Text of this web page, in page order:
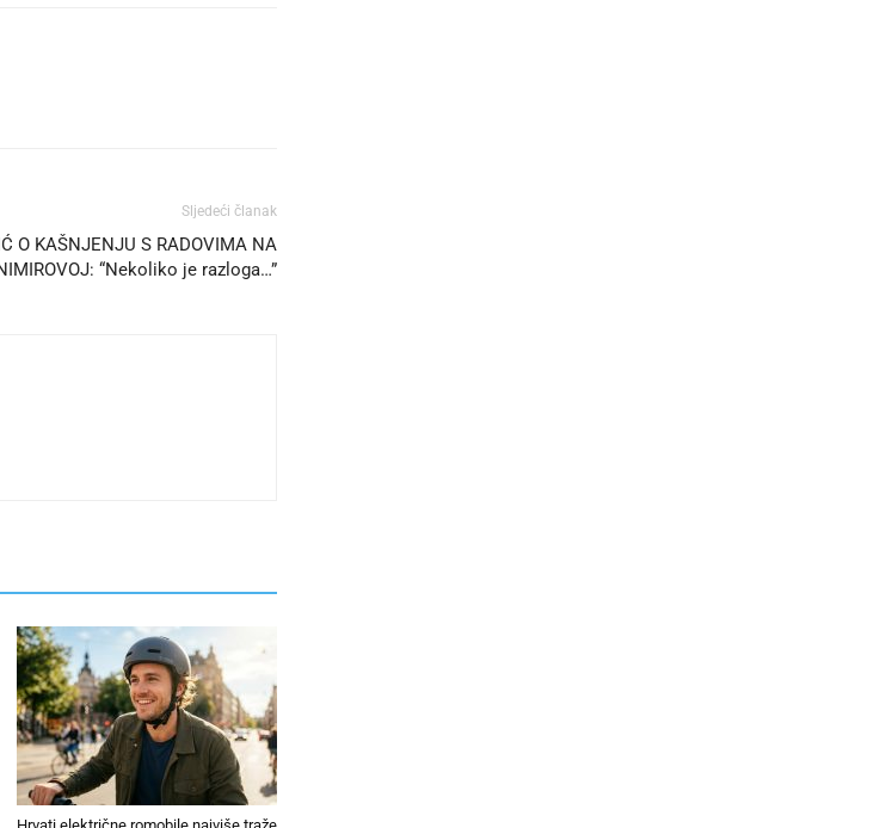
Sljedeći članak
O KAŠNJENJU S RADOVIMA NA
“Nekoliko je razloga…”